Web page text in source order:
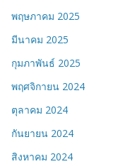
พฤษภาคม 2025
มีนาคม 2025
กุมภาพันธ์ 2025
พฤศจิกายน 2024
ตุลาคม 2024
กันยายน 2024
สิงหาคม 2024